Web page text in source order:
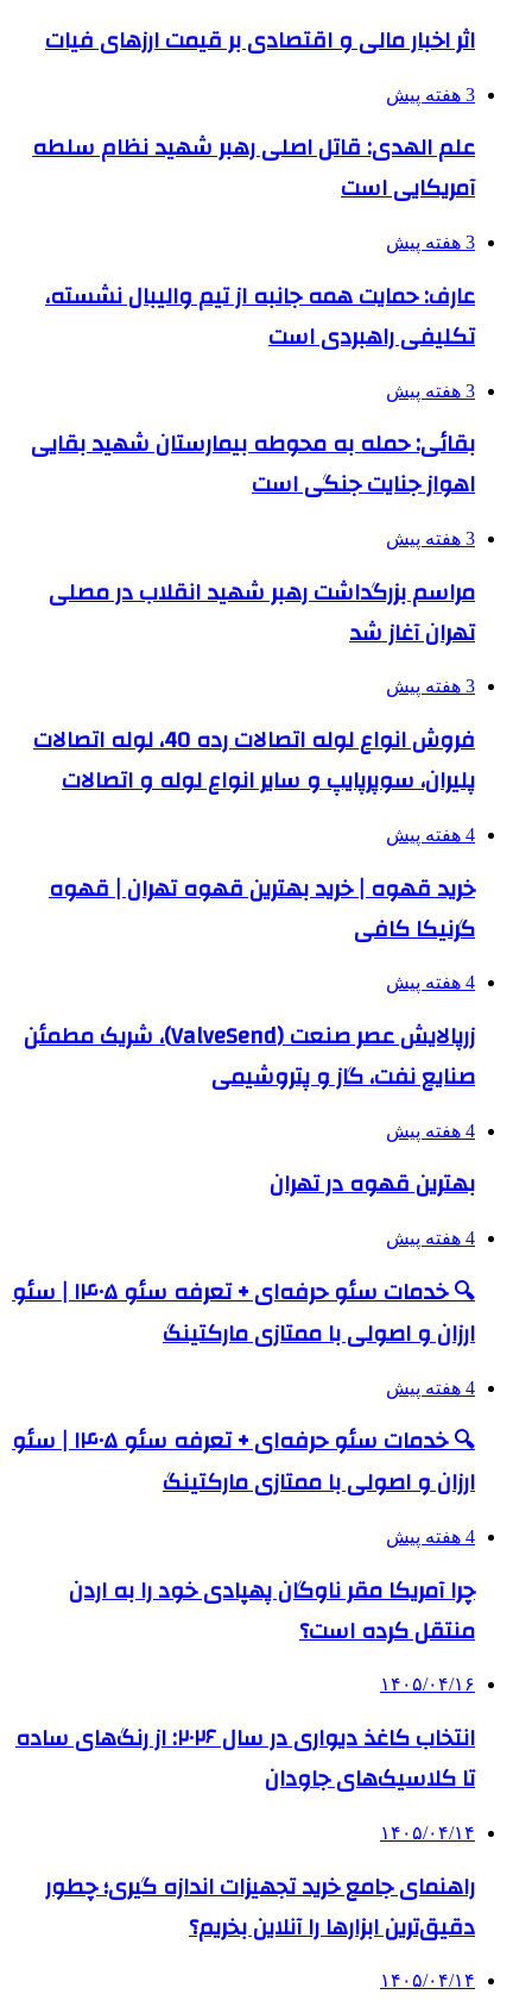
اثر اخبار مالی و اقتصادی بر قیمت ارزهای فیات
3 هفته پیش
علم الهدی: قاتل اصلی رهبر شهید نظام سلطه
آمریکایی است
3 هفته پیش
عارف: حمایت همه جانبه از تیم والیبال نشسته،
تکلیفی راهبردی است
3 هفته پیش
بقائی: حمله به محوطه بیمارستان شهید بقایی
اهواز جنایت جنگی است
3 هفته پیش
مراسم بزرگداشت رهبر شهید انقلاب در مصلی
تهران آغاز شد
3 هفته پیش
فروش انواع لوله اتصالات رده 40، لوله اتصالات
پلیران، سوپرپایپ و سایر انواع لوله و اتصالات
4 هفته پیش
خرید قهوه | خرید بهترین قهوه تهران | قهوه
گرنیکا کافی
4 هفته پیش
زرپالایش عصر صنعت (ValveSend)، شریک مطمئن
صنایع نفت، گاز و پتروشیمی
4 هفته پیش
بهترین قهوه در تهران
4 هفته پیش
🔍 خدمات سئو حرفه‌ای + تعرفه سئو ۱۴۰۵ | سئو
ارزان و اصولی با ممتازی مارکتینگ
4 هفته پیش
🔍 خدمات سئو حرفه‌ای + تعرفه سئو ۱۴۰۵ | سئو
ارزان و اصولی با ممتازی مارکتینگ
4 هفته پیش
چرا آمریکا مقر ناوگان پهپادی خود را به اردن
منتقل کرده است؟
۱۴۰۵/۰۴/۱۶
انتخاب کاغذ دیواری در سال ۲۰۲۶: از رنگ‌های ساده
تا کلاسیک‌های جاودان
۱۴۰۵/۰۴/۱۴
راهنمای جامع خرید تجهیزات اندازه گیری؛ چطور
دقیق‌ترین ابزارها را آنلاین بخریم؟
۱۴۰۵/۰۴/۱۴